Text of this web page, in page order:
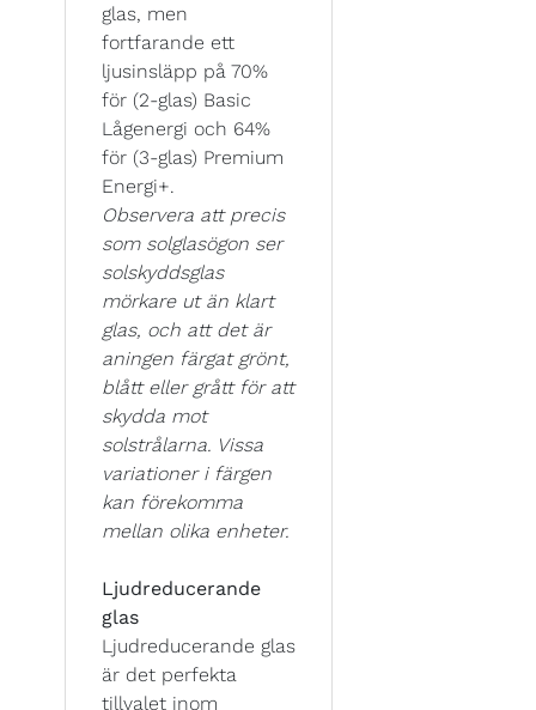
glas, men
fortfarande ett
ljusinsläpp på 70%
för (2-glas) Basic
Lågenergi och 64%
för (3-glas) Premium
Energi+.
Observera att precis
som solglasögon ser
solskyddsglas
mörkare ut än klart
glas, och att det är
aningen färgat grönt,
blått eller grått för att
skydda mot
solstrålarna. Vissa
variationer i färgen
kan förekomma
mellan olika enheter.
Ljudreducerande
glas
Ljudreducerande glas
är det perfekta
tillvalet inom